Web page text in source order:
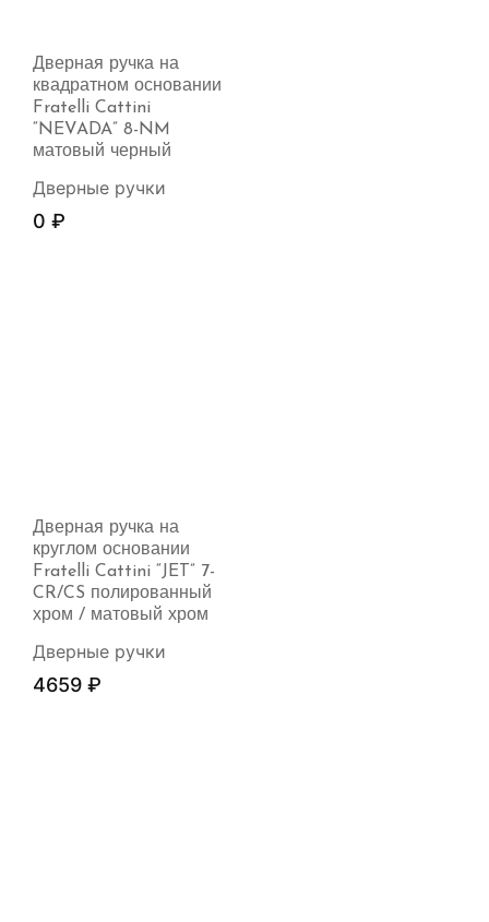
Дверная ручка на
квадратном основании
Fratelli Cattini
“NEVADA” 8-NM
матовый черный
Дверные ручки
0 ₽
Дверная ручка на
круглом основании
Fratelli Cattini “JET” 7-
CR/CS полированный
хром / матовый хром
Дверные ручки
4659 ₽